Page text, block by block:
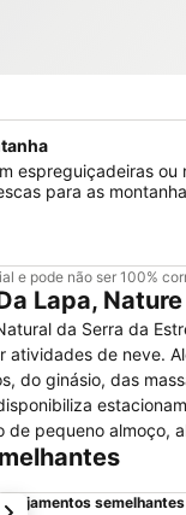
espreguiçadeiras ou
para as
e pode não ser 100%
Lapa,
da Serra da
de neve.
do ginásio, das
pequeno almoço,
as acomodações.
Alojamentos semelhantes
próximo